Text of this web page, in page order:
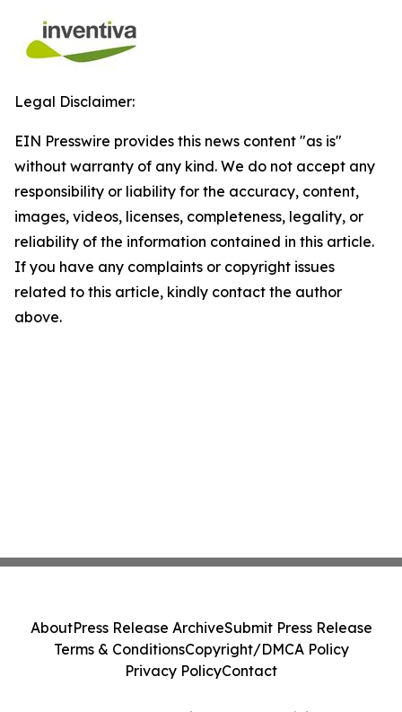
Legal Disclaimer:
EIN Presswire provides this news content "as is"
without warranty of any kind. We do not accept any
responsibility or liability for the accuracy, content,
images, videos, licenses, completeness, legality, or
reliability of the information contained in this article.
If you have any complaints or copyright issues
related to this article, kindly contact the author
above.
AboutPress Release ArchiveSubmit Press Release
Terms & ConditionsCopyright/DMCA Policy
Privacy PolicyContact